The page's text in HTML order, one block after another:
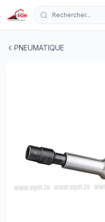
Rechercher...
PNEUMATIQUE